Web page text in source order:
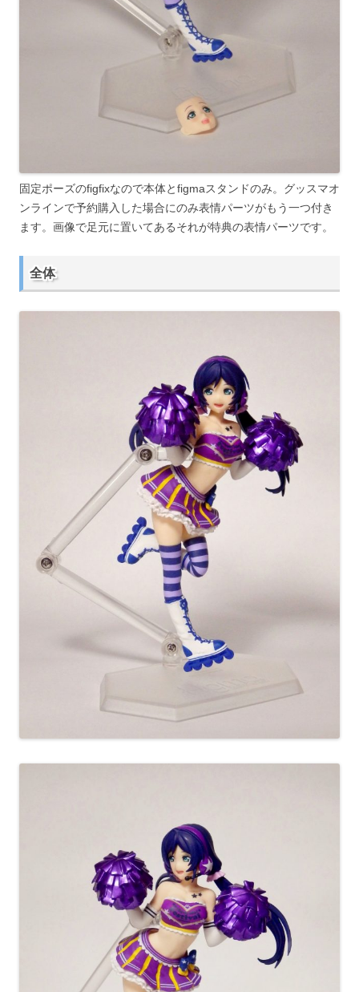
固定ポーズのfigfixなので本体とfigmaスタンドのみ。グッスマオ
ンラインで予約購入した場合にのみ表情パーツがもう一つ付き
ます。画像で足元に置いてあるそれが特典の表情パーツです。
全体